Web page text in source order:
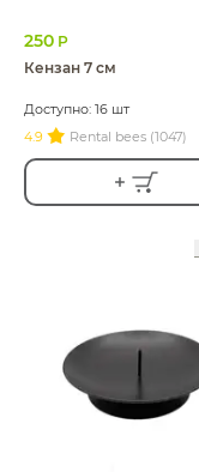
250 Р
Кензан 7 см
Доступно: 16 шт
4.9
Rental bees (1047)